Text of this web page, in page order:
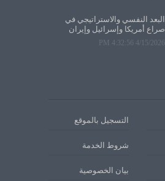
البعد النفسي والاستراتيجي في
صراع أمريكا وإسرائيل وإيران
4/15/2026 4:32:56 PM
التسجيل بالموقع
شروط الخدمة
بيان الخصوصية